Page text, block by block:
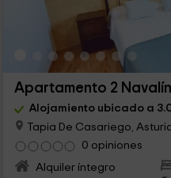
Apartamento 2 Navalín
Alojamiento ubicado a
Tapia De Casariego,
0 opiniones
Alquiler íntegro